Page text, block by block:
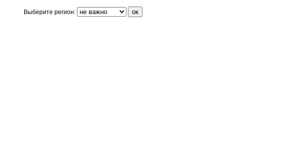
Выберите регион: